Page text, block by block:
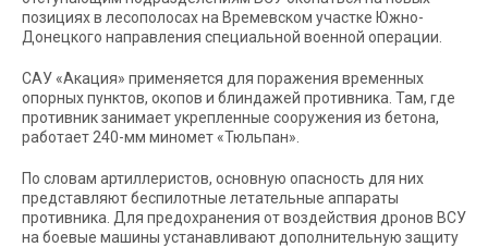
позициях в лесополосах на Времевском участке Южно-
Донецкого направления специальной военной операции.
САУ «Акация» применяется для поражения временных
опорных пунктов, окопов и блиндажей противника. Там, где
противник занимает укрепленные сооружения из бетона,
работает 240-мм миномет «Тюльпан».
По словам артиллеристов, основную опасность для них
представляют беспилотные летательные аппараты
противника. Для предохранения от воздействия дронов ВСУ
на боевые машины устанавливают дополнительную защиту